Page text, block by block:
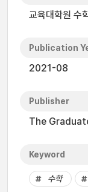
교육대학원 수
Publication
2021-08
Publisher
The
Keyword
수학